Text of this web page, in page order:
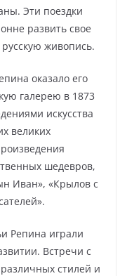
Эти поездки
развить свое
живопись.
оказало его
галерею в 1873
искусства
великих
шедевров,
Иван», «Крылов с
Репина играли
Встречи с
стилей и